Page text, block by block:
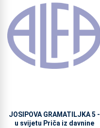
JOSIPOVA GRAMATILJKA 5 -
u svijetu Priča iz davnine